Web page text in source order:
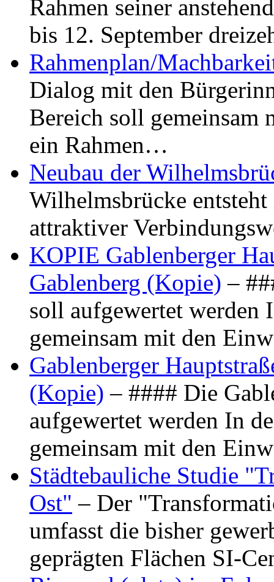
Rahmen seiner
bis 12. September
Rahmenplan/
Dialog mit den
Bereich soll gemeinsam
ein Rahmen…
Neubau der
Wilhelmsbrücke
attraktiver
KOPIE Gablenberger
Gablenberg (Kopie) –
soll aufgewertet werden
gemeinsam mit den
Gablenberger
(Kopie) – #### Die
aufgewertet werden In
gemeinsam mit den
Städtebauliche Studie
Ost" – Der
umfasst die bisher
geprägten Flächen SI-